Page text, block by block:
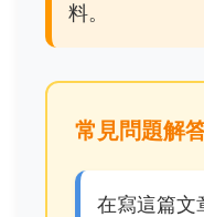
料。
常見問題解
在寫這篇文